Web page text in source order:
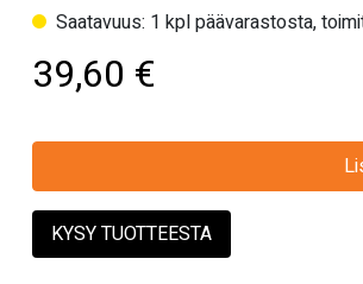
Saatavuus: 1 kpl päävarastosta,
39,60 €
KYSY TUOTTEESTA